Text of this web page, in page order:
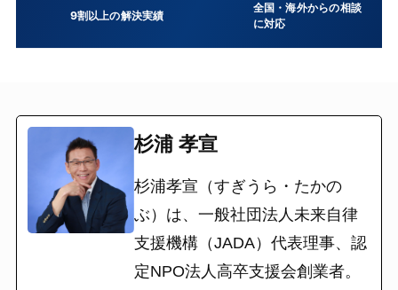
9割以上の解決実績
全国・海外からの相談
に対応
杉浦 孝宣
杉浦孝宣（すぎうら・たかの
ぶ）は、一般社団法人未来自律
支援機構（JADA）代表理事、認
定NPO法人高卒支援会創業者。